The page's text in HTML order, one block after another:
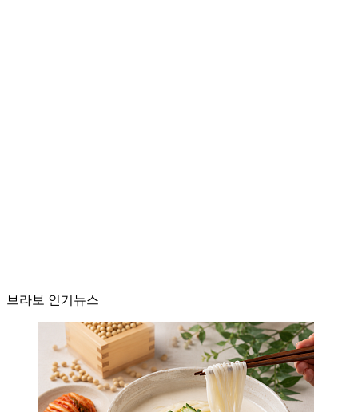
브라보 인기뉴스